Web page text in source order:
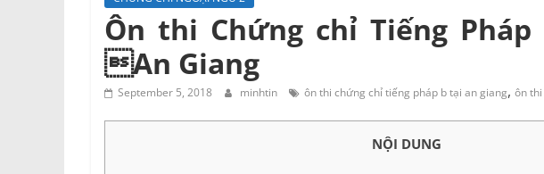
Ôn thi Chứng chỉ Tiếng
An Giang
September 5, 2018 minhtin ôn thi chứng chỉ tiếng pháp b tại an giang, ôn
NỘI DUNG